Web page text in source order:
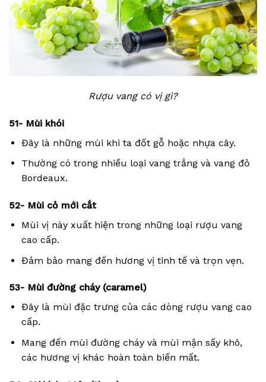
Rượu vang có vị gì?
51- Mùi khói
Đây là những mùi khi ta đốt gỗ hoặc nhựa cây.
Thường có trong nhiều loại vang trắng và vang đỏ
Bordeaux.
52- Mùi cỏ mới cắt
Mùi vị này xuất hiện trong những loại rượu vang
cao cấp.
Đảm bảo mang đến hương vị tinh tế và trọn vẹn.
53- Mùi đường cháy (caramel)
Đây là mùi đặc trưng của các dòng rượu vang cao
cấp.
Mang đến mùi đường cháy và mùi mận sấy khô,
các hương vị khác hoàn toàn biến mất.